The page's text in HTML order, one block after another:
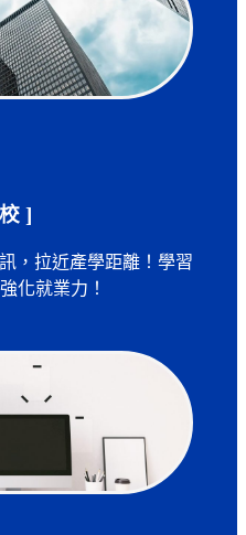
]
，拉近產學距離！學習
化就業力！